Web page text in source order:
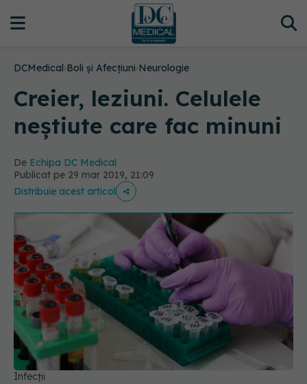
DCMedical›Boli și Afecțiuni›Neurologie
Creier, leziuni. Celulele
neștiute care fac minuni
De Echipa DC Medical
Publicat pe 29 mar 2019, 21:09
Distribuie acest articol
Infecții